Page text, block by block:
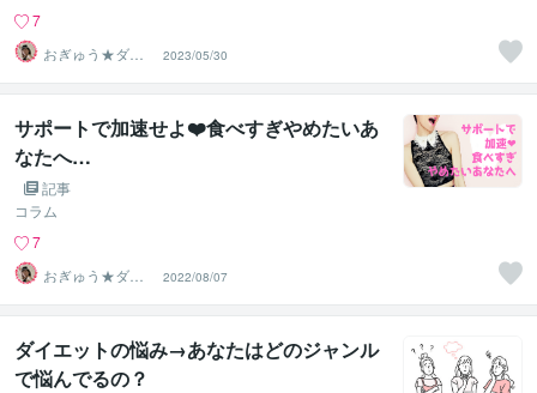
7
おぎゅう★ダイ
エットの専門家
2023/05/30
サポートで加速せよ❤️食べすぎやめたいあ
なたへ…
記事
コラム
7
おぎゅう★ダイ
エットの専門家
2022/08/07
ダイエットの悩み→あなたはどのジャンル
で悩んでるの？